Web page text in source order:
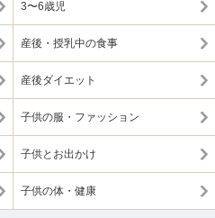
3〜6歳児
産後・授乳中の食事
産後ダイエット
子供の服・ファッション
子供とお出かけ
子供の体・健康